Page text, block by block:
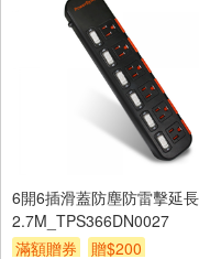
6開6插滑蓋防塵防雷擊延
2.7M_TPS366DN0027
滿額贈券
贈$200